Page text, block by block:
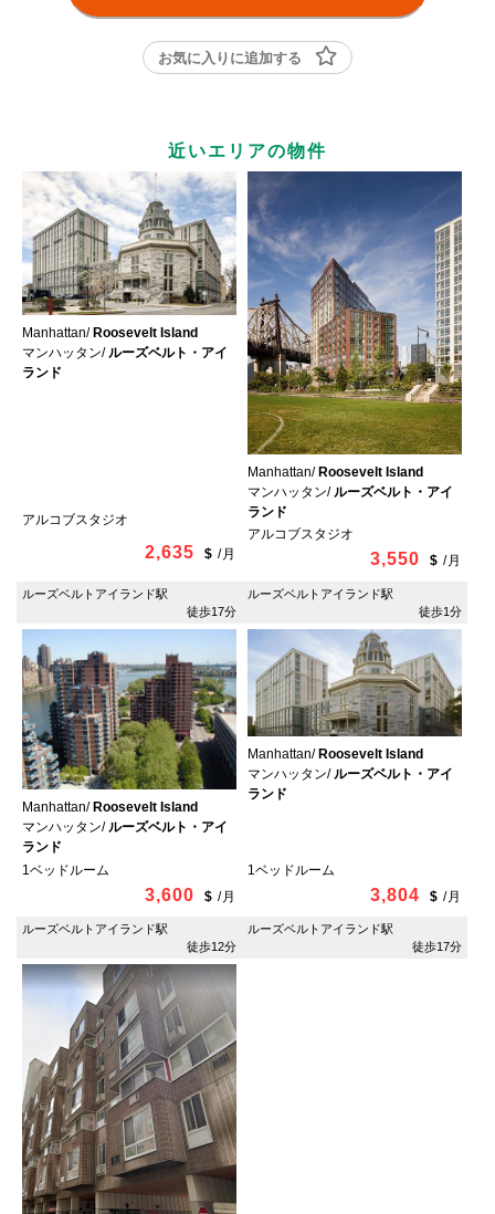
お気に入りに追加する
近いエリアの物件
Manhattan/Roosevelt Island
マンハッタン/ルーズベルト・アイ
ランド
アルコブスタジオ
2,635 $ /月
ルーズベルトアイランド駅
徒歩17分
Manhattan/Roosevelt Island
マンハッタン/ ルーズベルト・アイ
ランド
アルコブスタジオ
3,550 $ /月
ルーズベルトアイランド駅
徒歩1分
Manhattan/ Roosevelt Island
マンハッタン/ルーズベルト・アイ
ランド
1ベッドルーム
3,600 $ /月
ルーズベルトアイランド駅
徒歩12分
Manhattan/Roosevelt Island
マンハッタン/ ルーズベルト・アイ
ランド
1ベッドルーム
3,804 $ /月
ルーズベルトアイランド駅
徒歩17分